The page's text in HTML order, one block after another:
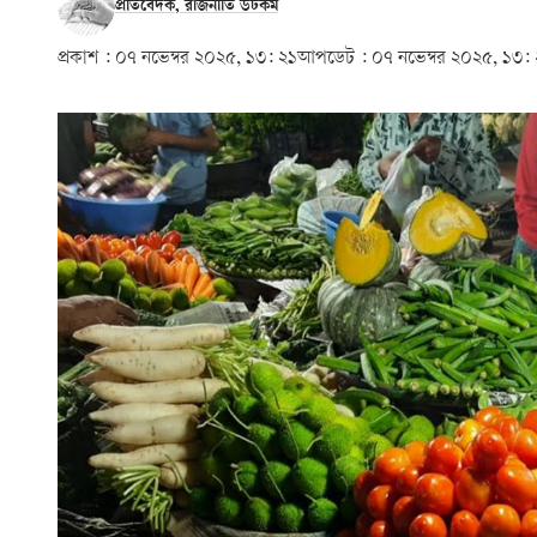
প্রতিবেদক, রাজনীতি ডটকম
প্রকাশ : ০৭ নভেম্বর ২০২৫, ১৩: ২১আপডেট : ০৭ নভেম্বর ২০২৫, ১৩: